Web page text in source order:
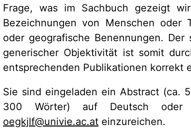
Frage, was im Sachbuch gezeigt
Bezeichnungen von Menschen
oder geografische Benennungen.
generischer Objektivität ist somit
entsprechenden Publikationen korrekt
Sie sind eingeladen ein Abstract (ca.
300 Wörter) auf Deutsch
oegkjlf@univie.ac.at einzureichen.